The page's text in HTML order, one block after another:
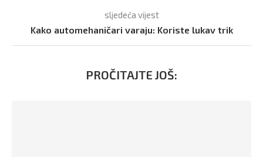
sljedeća vijest
Kako automehaničari varaju: Koriste lukav trik
PROČITAJTE JOŠ: